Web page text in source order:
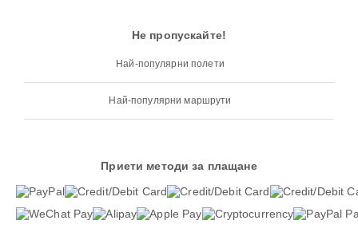
Не пропускайте!
Най-популярни полети
Най-популярни маршрути
Приети методи за плащане